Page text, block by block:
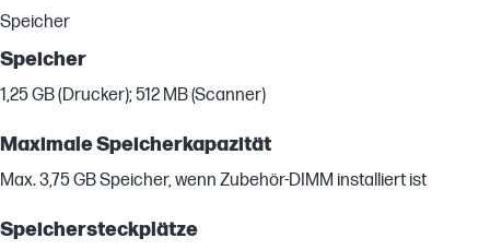
Speicher
Speicher
1,25 GB (Drucker); 512 MB (Scanner)
Maximale Speicherkapazität
Max. 3,75 GB Speicher, wenn Zubehör-DIMM installiert ist
Speichersteckplätze